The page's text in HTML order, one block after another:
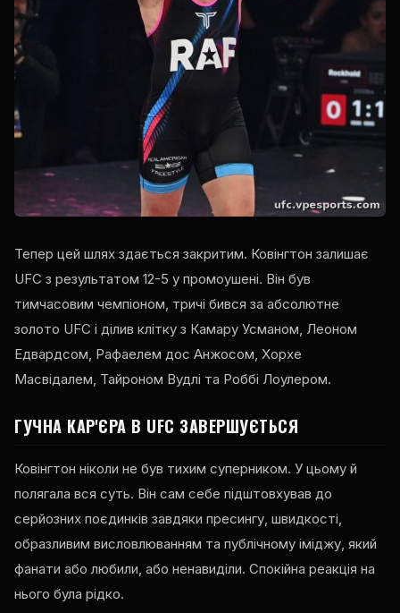
Тепер цей шлях здається закритим. Ковінгтон залишає
UFC з результатом 12-5 у промоушені. Він був
тимчасовим чемпіоном, тричі бився за абсолютне
золото UFC і ділив клітку з Камару Усманом, Леоном
Едвардсом, Рафаелем дос Анжосом, Хорхе
Масвідалем, Тайроном Вудлі та Роббі Лоулером.
ГУЧНА КАР'ЄРА В UFC ЗАВЕРШУЄТЬСЯ
Ковінгтон ніколи не був тихим суперником. У цьому й
полягала вся суть. Він сам себе підштовхував до
серйозних поєдинків завдяки пресингу, швидкості,
образливим висловлюванням та публічному іміджу, який
фанати або любили, або ненавиділи. Спокійна реакція на
нього була рідко.